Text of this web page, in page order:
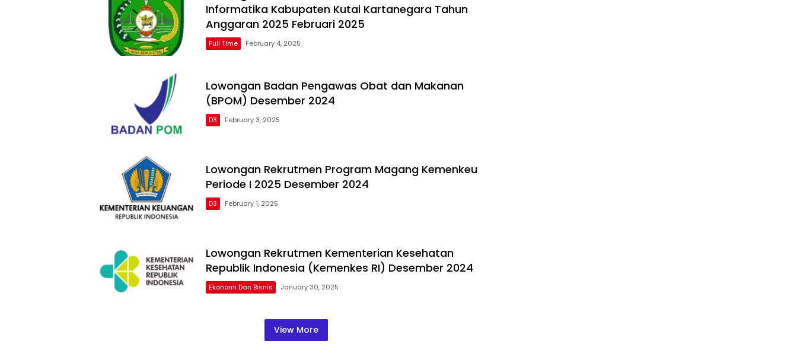
Informatika Kabupaten Kutai Kartanegara Tahun
Anggaran 2025 Februari 2025
Full Time February 4, 2025
Lowongan Badan Pengawas Obat dan Makanan
(BPOM) Desember 2024
D3 February 3, 2025
Lowongan Rekrutmen Program Magang Kemenkeu
Periode I 2025 Desember 2024
D3 February 1, 2025
Lowongan Rekrutmen Kementerian Kesehatan
Republik Indonesia (Kemenkes RI) Desember 2024
Ekonomi Dan Bisnis January 30, 2025
View More